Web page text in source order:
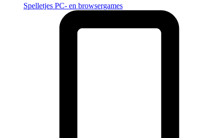
Spelletjes PC- en browsergames